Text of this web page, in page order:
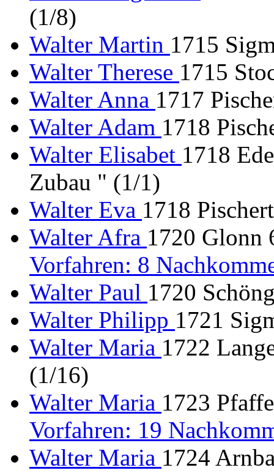
(1/8)
Walter Martin 1715
Walter Therese 1715
Walter Anna 1717
Walter Adam 1718
Walter Elisabet 1718
Zubau " (1/1)
Walter Eva 1718
Walter Afra 1720 Glonn
Vorfahren: 8
Walter Paul 1720
Walter Philipp 1721
Walter Maria 1722
(1/16)
Walter Maria 1723
Vorfahren: 19
Walter Maria 1724